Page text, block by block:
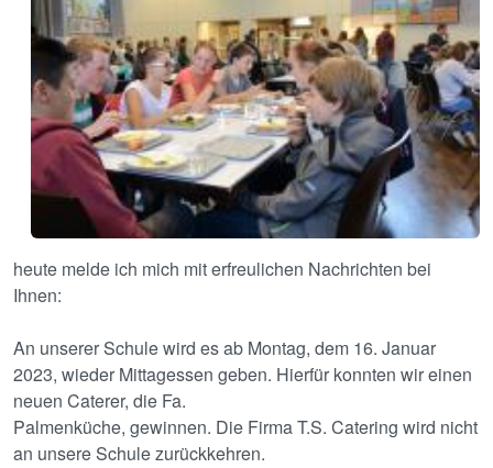
heute melde ich mich mit erfreulichen Nachrichten bei
Ihnen:
An unserer Schule wird es ab Montag, dem 16. Januar
2023, wieder Mittagessen geben. Hierfür konnten wir einen
neuen Caterer, die Fa.
Palmenküche, gewinnen. Die Firma T.S. Catering wird nicht
an unsere Schule zurückkehren.